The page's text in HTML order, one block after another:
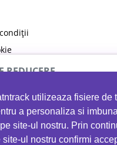
utilizeaza fisiere de
a personaliza si
site-ul nostru. Prin
site-ul nostru confirmi
REDUCERE